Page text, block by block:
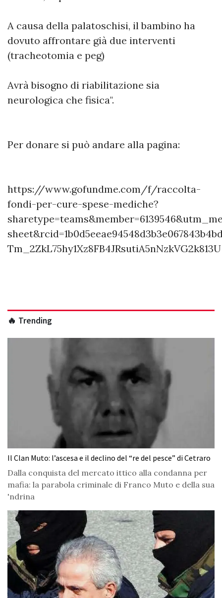
A causa della palatoschisi, il bambino ha
dovuto affrontare già due interventi
(tracheotomia e peg)
Avrà bisogno di riabilitazione sia
neurologica che fisica".
Per donare si può andare alla pagina:
https://www.gofundme.com/f/raccolta-
fondi-per-cure-spese-mediche?
Tm_2ZkL75hy1Xz8FB4JRsutiA5nNzkVG2k813U
🔥 Trending
Il Clan Muto: l’ascesa e il declino del “re del pesce” di Cetraro
Dalla conquista del mercato ittico alla condanna per
mafia: la parabola criminale di Franco Muto e della sua
'ndrina